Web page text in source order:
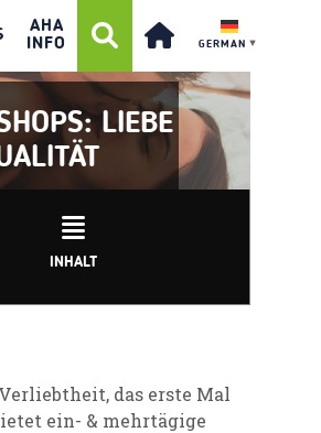
AHA
INFO
GERMAN ▼
LIEBE
INHALT
das erste Mal
ein- & mehrtägige